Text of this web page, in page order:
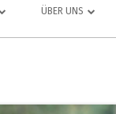
ÜBER UNS
VEREINS-CHRONIK